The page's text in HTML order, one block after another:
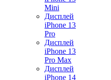
Mini
Дисплей
iPhone 13
Pro
Дисплей
iPhone 13
Pro Max
Дисплей
iPhone 14